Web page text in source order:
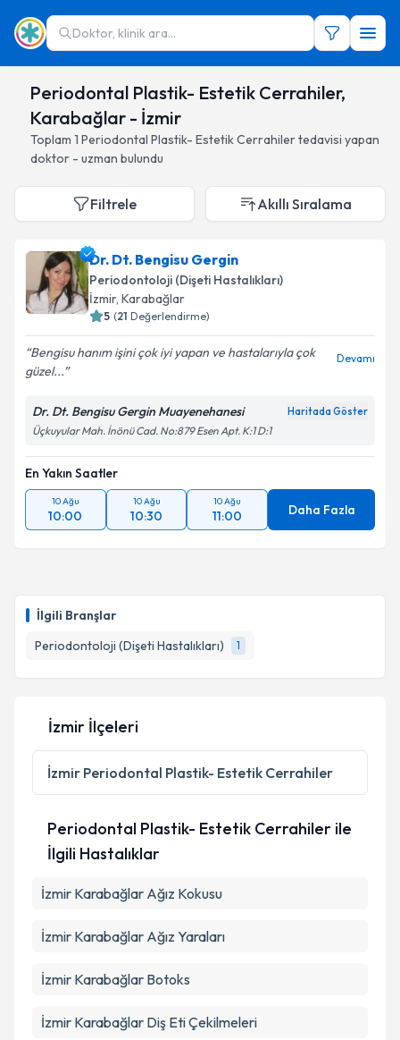
Doktor, klinik ara...
Periodontal Plastik- Estetik Cerrahiler,
Karabağlar - İzmir
Toplam 1 Periodontal Plastik- Estetik Cerrahilertedavisi yapan
doktor - uzman bulundu
İlgili Branşlar
Periodontoloji (Dişeti Hastalıkları)
1
Filtrele Akıllı Sıralama
Dr. Dt. Bengisu Gergin
Periodontoloji (Dişeti Hastalıkları)
İzmir, Karabağlar
5 (21 Değerlendirme)
Bengisu hanım işini çok iyi yapan ve hastalarıyla çok
güzel...
Devamı
Dr. Dt. Bengisu Gergin Muayenehanesi Haritada Göster
Üçkuyular Mah. İnönü Cad. No:879 Esen Apt. K:1 D:1
En Yakın Saatler
10 Ağu
10:00
10 Ağu
10:30
10 Ağu
11:00 Daha Fazla
İzmir İlçeleri
İzmir Periodontal Plastik- Estetik Cerrahiler
Periodontal Plastik- Estetik Cerrahiler ile
İlgili Hastalıklar
İzmir Karabağlar Ağız Kokusu
İzmir Karabağlar Ağız Yaraları
İzmir Karabağlar Botoks
İzmir Karabağlar Diş Eti Çekilmeleri